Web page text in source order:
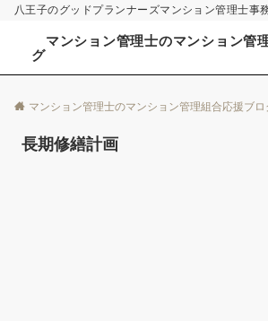
八王子のグッドプランナーズマンション管理士事
マンション管理士のマンション管
マンション管理士のマンション管
長期修繕計画